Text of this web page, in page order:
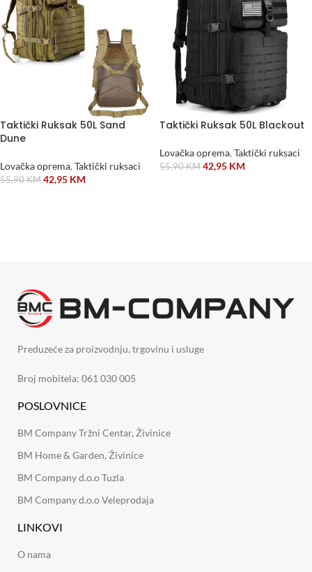
Taktički Ruksak 50L Sand
Dune
Lovačka oprema, Taktički ruksaci
55,90KM 42,95 KM
Taktički Ruksak 50L Blackout
Lovačka oprema, Taktički ruksaci
55,90KM 42,95 KM
Preduzeće za proizvodnju, trgovinu i usluge
Broj mobitela: 061 030 005
POSLOVNICE
BM Company Tržni Centar, Živinice
BM Home & Garden, Živinice
BM Company d.o.o Tuzla
BM Company d.o.o Veleprodaja
LINKOVI
O nama